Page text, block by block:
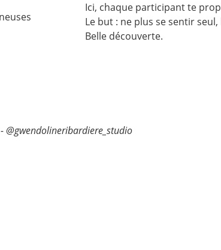
Ici, chaque participant te
Le but : ne plus se sentir
Belle découverte.
@gwendolineribardiere_studio